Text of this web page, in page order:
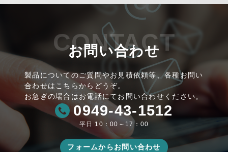
CONTACT
お問い合わせ
製品についてのご質問やお見積依頼等、各種お問い
合わせはこちらからどうぞ。
お急ぎの場合はお電話にてお問い合わせください。
0949-43-1512
平日 10：00～17：00
フォームからお問い合わせ